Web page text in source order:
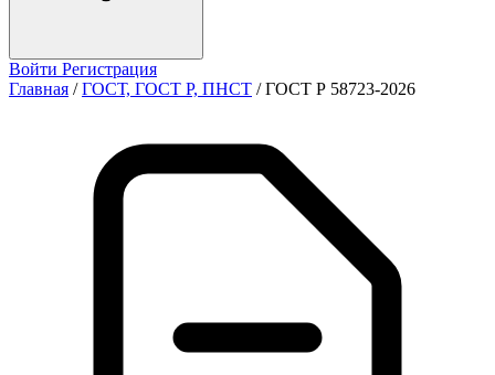
Войти Регистрация
Главная / ГОСТ, ГОСТ Р, ПНСТ / ГОСТ Р 58723-2026